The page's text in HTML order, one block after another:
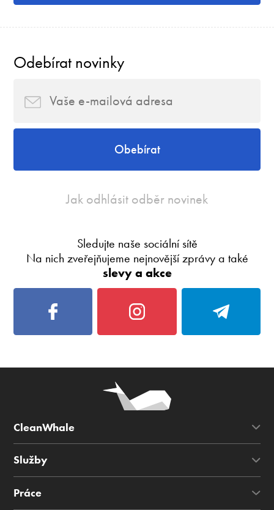
Odebírat novinky
Obebírat
Jak odhlásit odběr novinek
Sledujte naše sociální sítě
Na nich zveřejňujeme nejnovější zprávy a také
slevy a akce
CleanWhale
Služby
Práce